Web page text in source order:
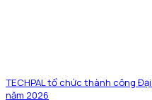
TECHPAL tổ chức thành công
năm 2026